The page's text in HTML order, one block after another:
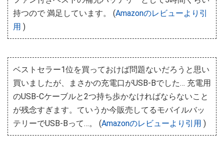
持つので 満足しています。 (Amazonのレビューより引
用 )
ベストセラー1位を買っておけば問題ないだろうと思い
買いましたが、まさかの充電口がUSB-Bでした… 充電用
のUSB-Cケーブルと2つ持ち歩かなければならないこと
が残念すぎます。ていうか今販売してるモバイルバッ
テリーでUSB-Bって…。 (Amazonのレビューより引用 )